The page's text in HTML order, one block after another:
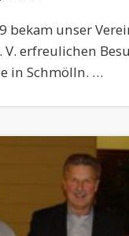
bekam unser
V. erfreulichen
in Schmölln. …